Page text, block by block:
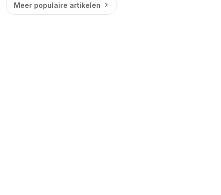
Meer populaire artikelen